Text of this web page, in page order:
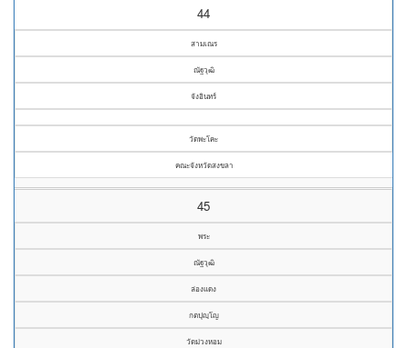
44
สามเณร
ณัฐวุฒิ
จังอินทร์
วัดพะโคะ
คณะจังหวัดสงขลา
45
พระ
ณัฐวุฒิ
ล่องแดง
กตปุญฺโญ
วัดม่วงหอม